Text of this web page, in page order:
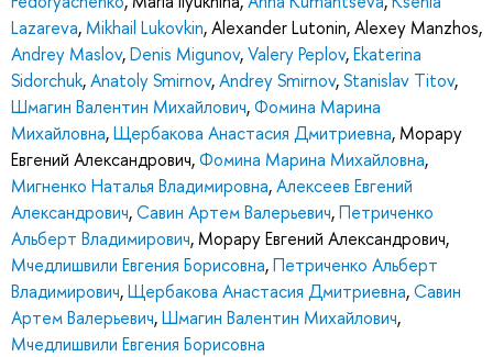
Lazareva, Mikhail Lukovkin,Alexander Lutonin,Alexey Manzhos,
Andrey Maslov,Denis Migunov,Valery Peplov,Ekaterina
Sidorchuk,Anatoly Smirnov,Andrey Smirnov,Stanislav Titov,
Шмагин Валентин Михайлович,Фомина Марина
Михайловна,Щербакова Анастасия Дмитриевна, Морару
Евгений Александрович,Фомина Марина Михайловна,
Мигненко Наталья Владимировна,Алексеев Евгений
Александрович,Савин Артем Валерьевич,Петриченко
Альберт Владимирович, Морару Евгений Александрович,
Мчедлишвили Евгения Борисовна,Петриченко Альберт
Владимирович,Щербакова Анастасия Дмитриевна,Савин
Артем Валерьевич,Шмагин Валентин Михайлович,
Мчедлишвили Евгения Борисовна